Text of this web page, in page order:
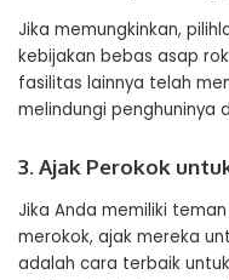
Jika memungkinkan,
kebijakan bebas asap
fasilitas lainnya telah
melindungi penghuninya
3. Ajak Perokok
Jika Anda memiliki
merokok, ajak mereka
adalah cara terbaik